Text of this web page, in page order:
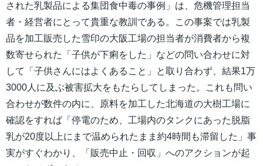
された乳製品による集団食中毒の事例」は、危機管理担当
者・経営者にとって貴重な教訓である。この事案では乳製
品を加工販売した雪印の大阪工場の担当者が消費者から複
数寄せられた「子供が下痢をした」などの問い合わせに対
して「子供さんにはよくあること」と取り合わず、結果1万
3000人に及ぶ被害拡大をもたらしてしまった。これも問い
合わせが数件の内に、原料を加工した北海道の大樹工場に
確認をすれば「停電のため、工場内のタンクにあった脱脂
乳が20度以上にまで温められたまま約4時間も滞留した」事
実がすぐわかり、「販売中止・回収」へのアクションが起